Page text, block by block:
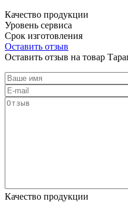
Качество продукции
Уровень сервиса
Срок изготовления
Оставить отзыв
Оставить отзыв на товар
Качество продукции